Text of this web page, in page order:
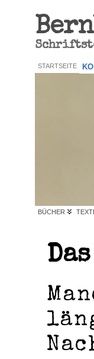
STARTSEITE
BÜCHER